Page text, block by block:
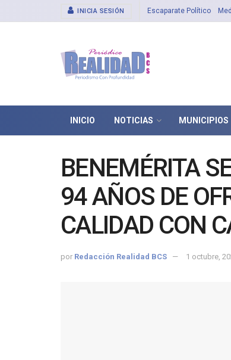
INICIA SESIÓN Escaparate Político
INICIO NOTICIAS MUNICIPIOS
BENEMÉRITA
94 AÑOS DE
CALIDAD CON
por Redacción Realidad BCS 1 octubre,